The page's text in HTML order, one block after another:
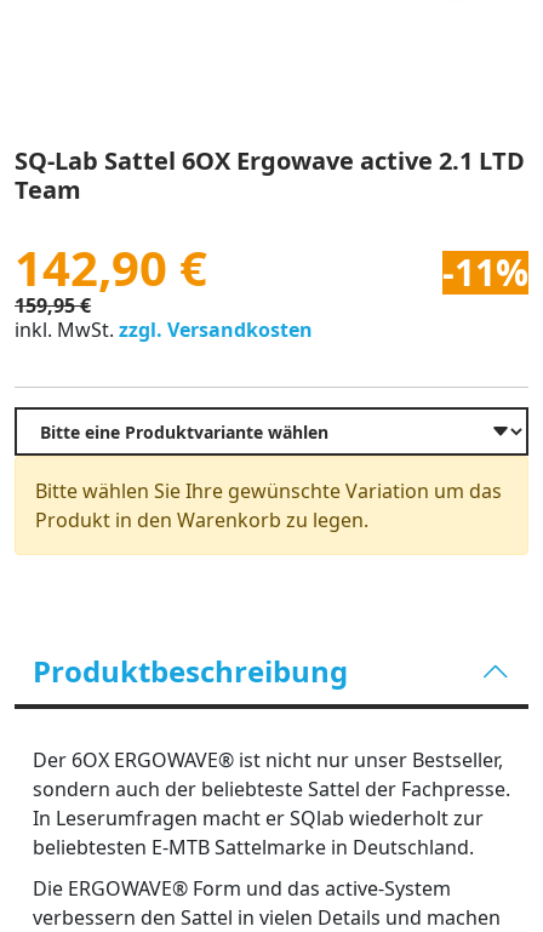
SQ-Lab Sattel 6OX Ergowave active 2.1 LTD
Team
142,90 € -11%
159,95 €
inkl. MwSt. zzgl. Versandkosten
Bitte wählen Sie Ihre gewünschte Variation um das
Produkt in den Warenkorb zu legen.
Produktbeschreibung
Der 6OX ERGOWAVE® ist nicht nur unser Bestseller,
sondern auch der beliebteste Sattel der Fachpresse.
In Leserumfragen macht er SQlab wiederholt zur
beliebtesten E-MTB Sattelmarke in Deutschland.
Die ERGOWAVE® Form und das active-System
verbessern den Sattel in vielen Details und machen